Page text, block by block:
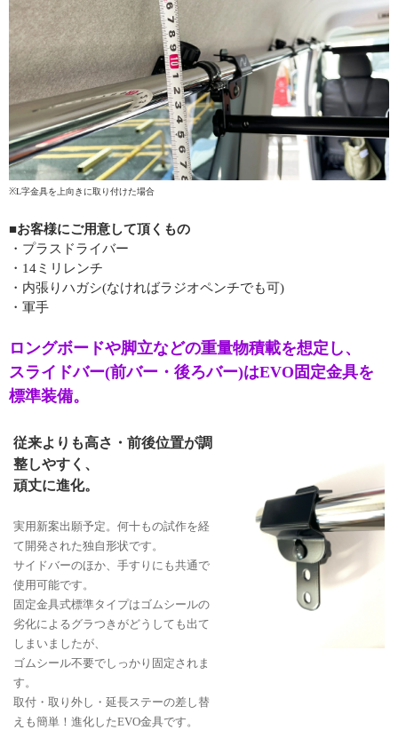
※L字金具を上向きに取り付けた場合
■お客様にご用意して頂くもの
・プラスドライバー
・14ミリレンチ
・内張りハガシ(なければラジオペンチでも可)
・軍手
ロングボードや脚立などの重量物積載を想定し、
スライドバー(前バー・後ろバー)はEVO固定金具を
標準装備。
従来よりも高さ・前後位置が調
整しやすく、
頑丈に進化。
実用新案出願予定。何十もの試作を経
て開発された独自形状です。
サイドバーのほか、手すりにも共通で
使用可能です。
固定金具式標準タイプはゴムシールの
劣化によるグラつきがどうしても出て
しまいましたが、
ゴムシール不要でしっかり固定されま
す。
取付・取り外し・延長ステーの差し替
えも簡単！進化したEVO金具です。